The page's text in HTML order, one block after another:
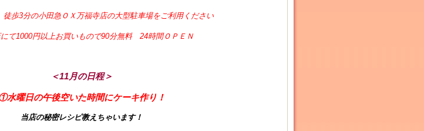
徒歩3分の小田急ＯＸ万福寺店の大型駐車場をご利用ください
にて1000円以上お買いもので90分無料 24時間ＯＰＥＮ
＜11月の日程＞
水曜日の午後空いた時間にケーキ作り！
当店の秘密レシピ教えちゃいます！